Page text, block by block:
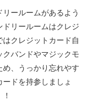
ールームがあるよう
リールームはクレジ
クレジットカード自
バンドやマジックモ
、うっかり忘れやす
ドを持参しましょ